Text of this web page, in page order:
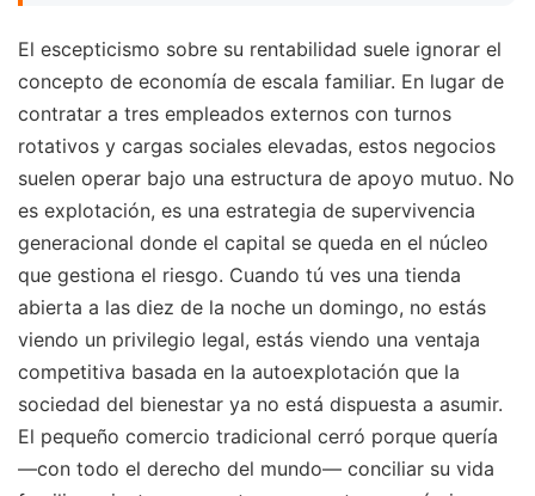
El escepticismo sobre su rentabilidad suele ignorar el
concepto de economía de escala familiar. En lugar de
contratar a tres empleados externos con turnos
rotativos y cargas sociales elevadas, estos negocios
suelen operar bajo una estructura de apoyo mutuo. No
es explotación, es una estrategia de supervivencia
generacional donde el capital se queda en el núcleo
que gestiona el riesgo. Cuando tú ves una tienda
abierta a las diez de la noche un domingo, no estás
viendo un privilegio legal, estás viendo una ventaja
competitiva basada en la autoexplotación que la
sociedad del bienestar ya no está dispuesta a asumir.
El pequeño comercio tradicional cerró porque quería
—con todo el derecho del mundo— conciliar su vida